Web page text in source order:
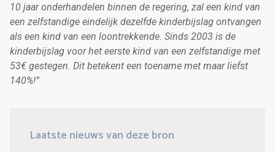
10 jaar onderhandelen binnen de regering, zal een kind van
een zelfstandige eindelijk dezelfde kinderbijslag ontvangen
als een kind van een loontrekkende. Sinds 2003 is de
kinderbijslag voor het eerste kind van een zelfstandige met
53€ gestegen. Dit betekent een toename met maar liefst
140%!”
Laatste nieuws van deze bron